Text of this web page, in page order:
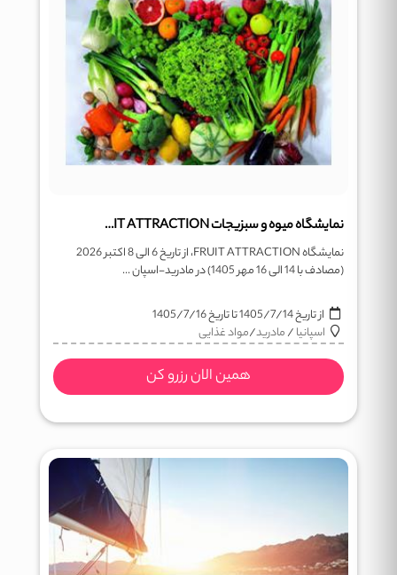
نمایشگاه میوه و سبزیجات FRUIT ATTRACTION
نمایشگاه FRUIT ATTRACTION، از تاریخ 6 الی 8 اکتبر 2026
(مصادف با 14 الی 16 مهر 1405) در مادرید-اسپان ...
از تاریخ1405/7/14تا تاریخ1405/7/16
اسپانیا/مادرید/مواد غذایی
همین الان رزرو کن